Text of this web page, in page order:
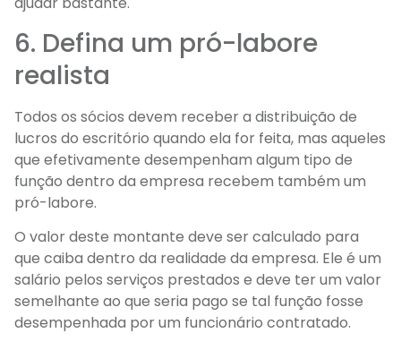
6. Defina um pró-labore
realista
Todos os sócios devem receber a distribuição de
lucros do escritório quando ela for feita, mas aqueles
que efetivamente desempenham algum tipo de
função dentro da empresa recebem também um
pró-labore.
O valor deste montante deve ser calculado para
que caiba dentro da realidade da empresa. Ele é um
salário pelos serviços prestados e deve ter um valor
semelhante ao que seria pago se tal função fosse
desempenhada por um funcionário contratado.